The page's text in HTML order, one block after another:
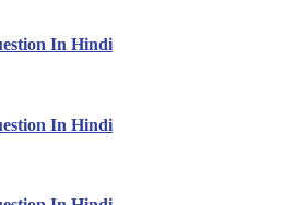
In Hindi
In Hindi